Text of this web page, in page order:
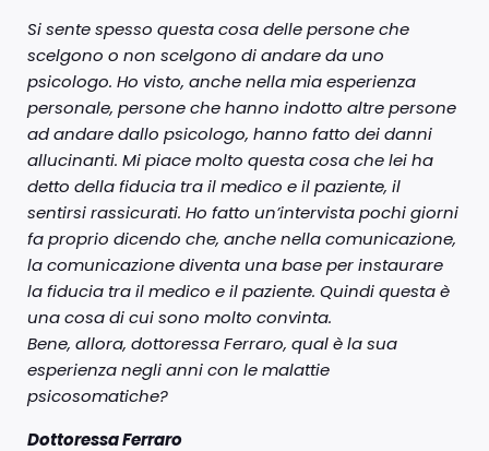
Si sente spesso questa cosa delle persone che
scelgono o non scelgono di andare da uno
psicologo. Ho visto, anche nella mia esperienza
personale, persone che hanno indotto altre persone
ad andare dallo psicologo, hanno fatto dei danni
allucinanti. Mi piace molto questa cosa che lei ha
detto della fiducia tra il medico e il paziente, il
sentirsi rassicurati. Ho fatto un’intervista pochi giorni
fa proprio dicendo che, anche nella comunicazione,
la comunicazione diventa una base per instaurare
la fiducia tra il medico e il paziente. Quindi questa è
una cosa di cui sono molto convinta.
Bene, allora, dottoressa Ferraro, qual è la sua
esperienza negli anni con le malattie
psicosomatiche?
Dottoressa Ferraro